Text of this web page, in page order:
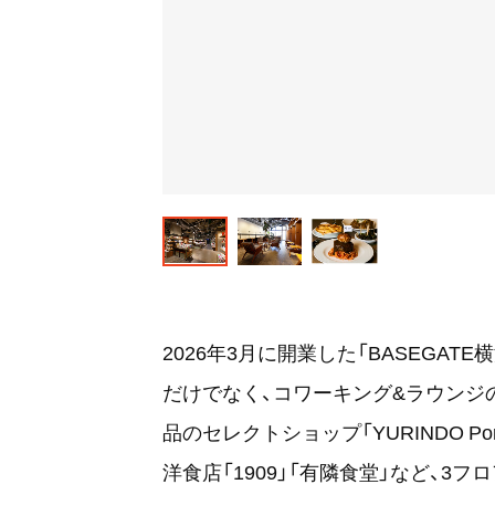
2026年3月に開業した「BASEGATE
だけでなく、コワーキング&ラウンジ
品のセレクトショップ「YURINDO
洋食店「1909」「有隣食堂」など、3